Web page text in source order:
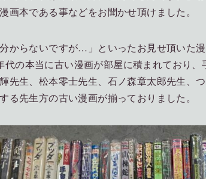
画本である事などをお聞かせ頂けました。
からないですが…」といったお見せ頂いた漫
代の本当に古い漫画が部屋に積まれており
先生、松本零士先生、石ノ森章太郎先生、
る先生方の古い漫画が揃っておりました。